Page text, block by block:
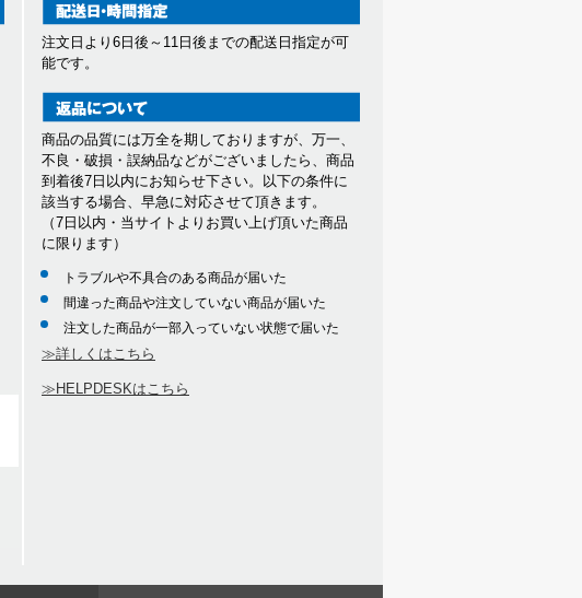
注文日より6日後～11日後までの配送日指定が可
能です。
商品の品質には万全を期しておりますが、万一、
不良・破損・誤納品などがございましたら、商品
到着後7日以内にお知らせ下さい。以下の条件に
該当する場合、早急に対応させて頂きます。
（7日以内・当サイトよりお買い上げ頂いた商品
に限ります）
トラブルや不具合のある商品が届いた
間違った商品や注文していない商品が届いた
注文した商品が一部入っていない状態で届いた
≫詳しくはこちら
≫HELPDESKはこちら